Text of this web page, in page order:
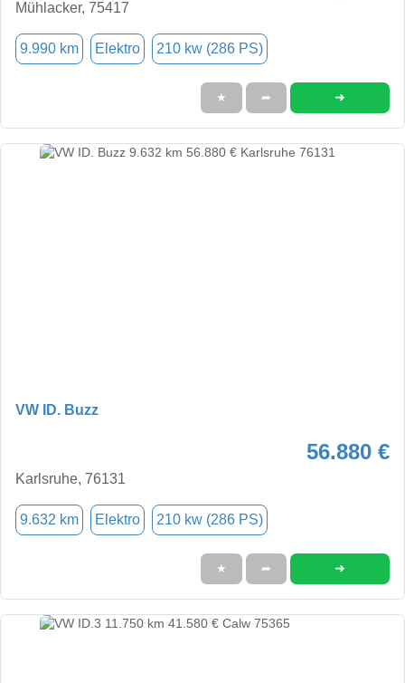
Mühlacker, 75417
9.990 km Elektro 210 kw (286 PS)
★ ➦ ➜
VW ID. Buzz
56.880 €
Karlsruhe, 76131
9.632 km Elektro 210 kw (286 PS)
★ ➦ ➜